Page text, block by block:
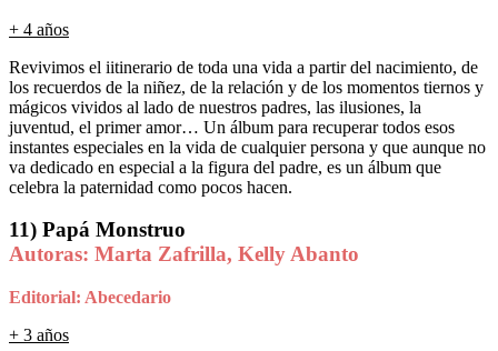
+ 4 años
Revivimos el iitinerario de toda una vida a partir del nacimiento, de
los recuerdos de la niñez, de la relación y de los momentos tiernos y
mágicos vividos al lado de nuestros padres, las ilusiones, la
juventud, el primer amor… Un álbum para recuperar todos esos
instantes especiales en la vida de cualquier persona y que aunque no
va dedicado en especial a la figura del padre, es un álbum que
celebra la paternidad como pocos hacen.
11) Papá Monstruo
Autoras: Marta Zafrilla, Kelly Abanto
Editorial: Abecedario
+ 3 años